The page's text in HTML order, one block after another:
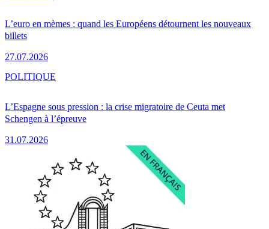
L’euro en mèmes : quand les Européens détournent les nouveaux
billets
27.07.2026
L’Espagne sous pression : la crise migratoire de Ceuta met
Schengen à l’épreuve
31.07.2026
POLITIQUE